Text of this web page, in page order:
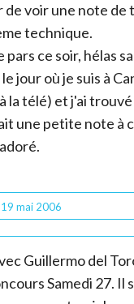
de voir une note de
technique.
pars ce soir, hélas
jour où je suis à
la télé) et j'ai
une petite note à
mai 2006
Guillermo del
Samedi 27. Il